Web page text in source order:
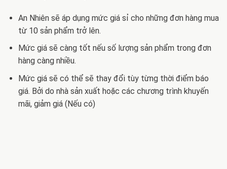
An Nhiên sẽ áp dụng mức giá sỉ cho những đơn hàng mua
từ 10 sản phẩm trở lên.
Mức giá sẽ càng tốt nếu số lượng sản phẩm trong đơn
hàng càng nhiều.
Mức giá sẽ có thể sẽ thay đổi tùy từng thời điểm báo
giá. Bởi do nhà sản xuất hoặc các chương trình khuyến
mãi, giảm giá (Nếu có)